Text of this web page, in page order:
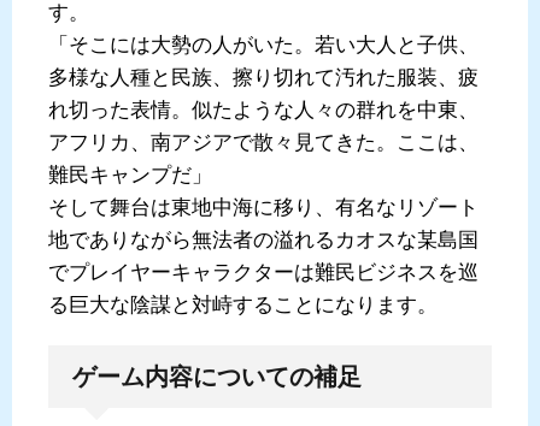
す。
「そこには大勢の人がいた。若い大人と子供、
多様な人種と民族、擦り切れて汚れた服装、疲
れ切った表情。似たような人々の群れを中東、
アフリカ、南アジアで散々見てきた。ここは、
難民キャンプだ」
そして舞台は東地中海に移り、有名なリゾート
地でありながら無法者の溢れるカオスな某島国
でプレイヤーキャラクターは難民ビジネスを巡
る巨大な陰謀と対峙することになります。
ゲーム内容についての補足